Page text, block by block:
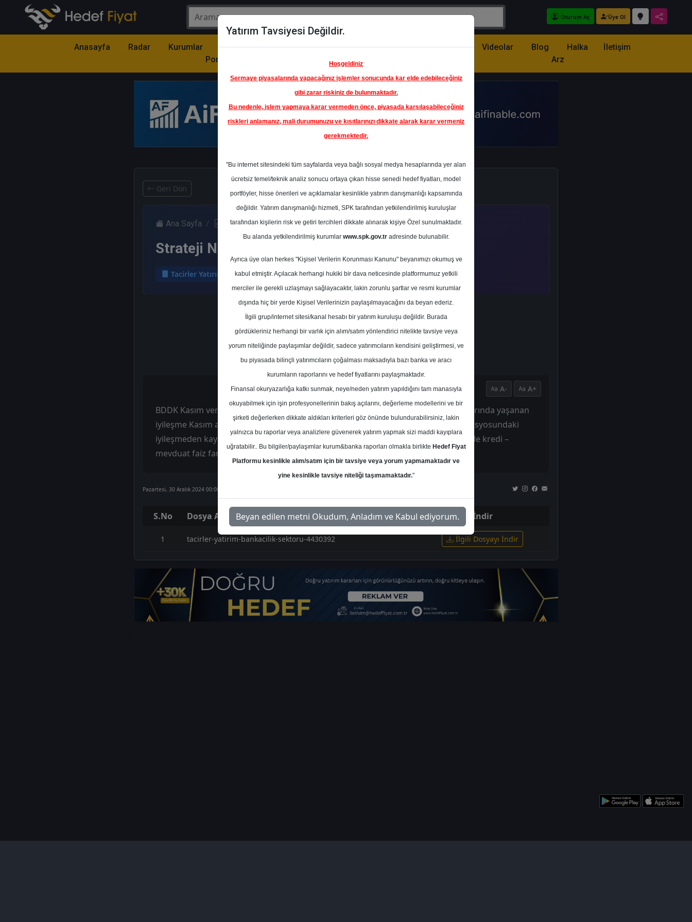
Oturum Aç Üye Ol
Anasayfa Radar Kurumlar
Model
Portföy
Hisse
Öne
Çıkanlar
Raporlar Partnerlerimiz Videolar Blog
Halka
Arz
İletişim
Geri Dön
Ana Sayfa Raporlar Tacirler Yatırım Rapor Detay
Strateji Notu: Bankacılık Sektörü
Tacirler Yatırım 30 Aralık 2024
A- A+
BDDK Kasım verilerine göre, bankacılık sektöründe Eylül ve Ekim’de net faiz marjlarında yaşanan
iyileşme Kasım ayında da devam etti. Kredi talebinin sürmesi ve kredi / mevduat rasyosundaki
iyileşmeden kaynaklanan bu duruma karşın, kredi oranlarındaki gerileme nedeniyle kredi –
mevduat faiz farkının yılın en düşük seviyelerine gerilediğini görüyoruz.
Pazartesi, 30 Aralık 2024 00:00
S.No Dosya Adı İndir
1 tacirler-yatirim-bankacilik-sektoru-4430392 İlgili Dosyayı İndir
Yatırım Tavsiyesi Değildir.
Hoşgeldiniz
Sermaye piyasalarında yapacağınız işlemler sonucunda kar elde edebileceğiniz
gibi zarar riskiniz de bulunmaktadır.
Bu nedenle, işlem yapmaya karar vermeden önce, piyasada karşılaşabileceğiniz
riskleri anlamanız, mali durumunuzu ve kısıtlarınızı dikkate alarak karar vermeniz
gerekmektedir.
"Bu internet sitesindeki tüm sayfalarda veya bağlı sosyal medya hesaplarında yer alan
ücretsiz temel/teknik analiz sonucu ortaya çıkan hisse senedi hedef fiyatları, model
portföyler, hisse önerileri ve açıklamalar kesinlikle yatırım danışmanlığı kapsamında
değildir. Yatırım danışmanlığı hizmeti, SPK tarafından yetkilendirilmiş kuruluşlar
tarafından kişilerin risk ve getiri tercihleri dikkate alınarak kişiye Özel sunulmaktadır.
Bu alanda yetkilendirilmiş kurumlar www.spk.gov.tradresinde bulunabilir.
Ayrıca üye olan herkes "Kişisel Verilerin Korunması Kanunu" beyanımızı okumuş ve
kabul etmiştir. Açılacak herhangi hukiki bir dava neticesinde platformumuz yetkili
merciler ile gerekli uzlaşmayı sağlayacaktır, lakin zorunlu şartlar ve resmi kurumlar
dışında hiç bir yerde Kişisel Verilerinizin paylaşılmayacağını da beyan ederiz.
İlgili grup/internet sitesi/kanal hesabı bir yatırım kuruluşu değildir. Burada
gördükleriniz herhangi bir varlık için alım/satım yönlendirici nitelikte tavsiye veya
yorum niteliğinde paylaşımlar değildir, sadece yatırımcıların kendisini geliştirmesi, ve
bu piyasada bilinçli yatırımcıların çoğalması maksadıyla bazı banka ve aracı
kurumların raporlarını ve hedef fiyatlarını paylaşmaktadır.
Finansal okuryazarlığa katkı sunmak, neye/neden yatırım yapıldığını tam manasıyla
okuyabilmek için işin profesyonellerinin bakış açılarını, değerleme modellerini ve bir
şirketi değerlerken dikkate aldıkları kriterleri göz önünde bulundurabilirsiniz, lakin
yalnızca bu raporlar veya analizlere güvenerek yatırım yapmak sizi maddi kayıplara
uğratabilir.. Bu bilgiler/paylaşımlar kurum&banka raporları olmakla birlikte Hedef Fiyat
Platformu kesinlikle alım/satım için bir tavsiye veya yorum yapmamaktadır ve
yine kesinlikle tavsiye niteliği taşımamaktadır."
Beyan edilen metni Okudum, Anladım ve Kabul ediyorum.